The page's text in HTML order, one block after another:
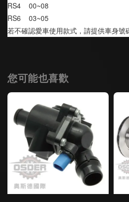
RS4    00~08
RS6    03~05
若不確認愛車使用款式，請提供車身號
您可能也喜歡